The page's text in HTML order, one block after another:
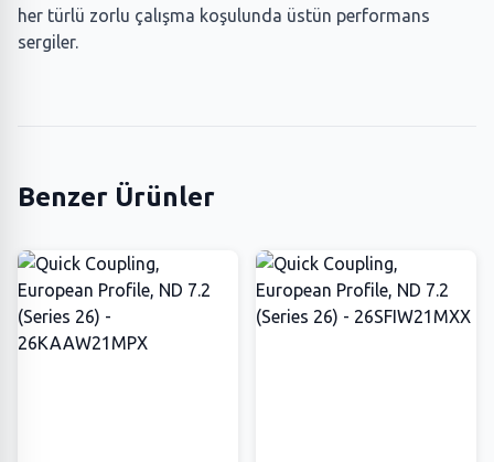
her türlü zorlu çalışma koşulunda üstün performans
sergiler.
Benzer Ürünler